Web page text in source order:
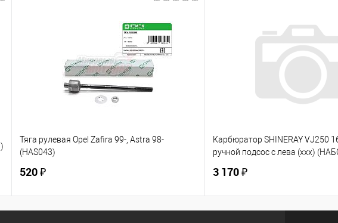
Тяга рулевая Opel Zafira 99-, Astra 98-
(HAS043)
520 ₽
Карбюратор SHINERAY VJ250
ручной подсос с лева (ххх)
3 170 ₽